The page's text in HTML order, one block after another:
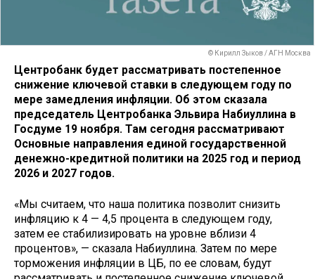
© Кирилл Зыков / АГН Москва
Центробанк будет рассматривать постепенное
снижение ключевой ставки в следующем году по
мере замедления инфляции. Об этом сказала
председатель Центробанка Эльвира Набиуллина в
Госдуме 19 ноября. Там сегодня рассматривают
Основные направления единой государственной
денежно-кредитной политики на 2025 год и период
2026 и 2027 годов.
«Мы считаем, что наша политика позволит снизить
инфляцию к 4 — 4,5 процента в следующем году,
затем ее стабилизировать на уровне вблизи 4
процентов», — сказала Набиуллина. Затем по мере
торможения инфляции в ЦБ, по ее словам, будут